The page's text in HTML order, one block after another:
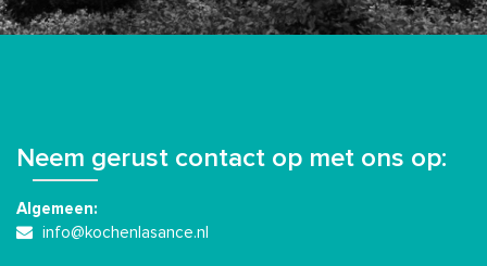
Neem gerust contact op met ons op:
Algemeen:
info@kochenlasance.nl